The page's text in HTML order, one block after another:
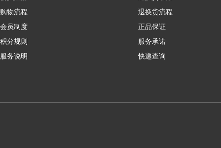
购物流程
会员制度
积分规则
服务说明
退换货流程
正品保证
服务承诺
快递查询